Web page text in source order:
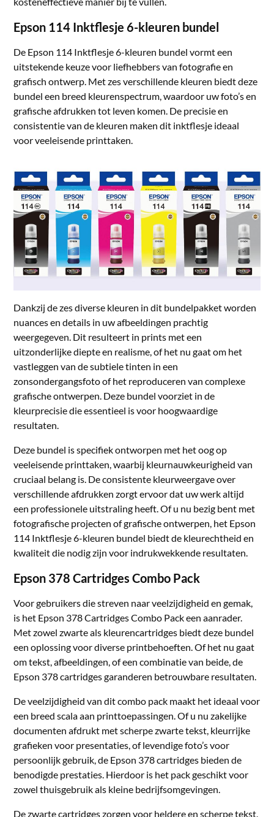
Epson 114 Inktflesje 6-kleuren bundel
De Epson 114 Inktflesje 6-kleuren bundel vormt een
uitstekende keuze voor liefhebbers van fotografie en
grafisch ontwerp. Met zes verschillende kleuren biedt deze
bundel een breed kleurenspectrum, waardoor uw foto’s en
grafische afdrukken tot leven komen. De precisie en
consistentie van de kleuren maken dit inktflesje ideaal
voor veeleisende printtaken.
Dankzij de zes diverse kleuren in dit bundelpakket worden
nuances en details in uw afbeeldingen prachtig
weergegeven. Dit resulteert in prints met een
uitzonderlijke diepte en realisme, of het nu gaat om het
vastleggen van de subtiele tinten in een
zonsondergangsfoto of het reproduceren van complexe
grafische ontwerpen. Deze bundel voorziet in de
kleurprecisie die essentieel is voor hoogwaardige
resultaten.
Deze bundel is specifiek ontworpen met het oog op
veeleisende printtaken, waarbij kleurnauwkeurigheid van
cruciaal belang is. De consistente kleurweergave over
verschillende afdrukken zorgt ervoor dat uw werk altijd
een professionele uitstraling heeft. Of u nu bezig bent met
fotografische projecten of grafische ontwerpen, het Epson
114 Inktflesje 6-kleuren bundel biedt de kleurechtheid en
kwaliteit die nodig zijn voor indrukwekkende resultaten.
Epson 378 Cartridges Combo Pack
Voor gebruikers die streven naar veelzijdigheid en gemak,
is het Epson 378 Cartridges Combo Pack een aanrader.
Met zowel zwarte als kleurencartridges biedt deze bundel
een oplossing voor diverse printbehoeften. Of het nu gaat
om tekst, afbeeldingen, of een combinatie van beide, de
Epson 378 cartridges garanderen betrouwbare resultaten.
De veelzijdigheid van dit combo pack maakt het ideaal voor
een breed scala aan printtoepassingen. Of u nu zakelijke
documenten afdrukt met scherpe zwarte tekst, kleurrijke
grafieken voor presentaties, of levendige foto’s voor
persoonlijk gebruik, de Epson 378 cartridges bieden de
benodigde prestaties. Hierdoor is het pack geschikt voor
zowel thuisgebruik als kleine bedrijfsomgevingen.
De zwarte cartridges zorgen voor heldere en scherpe tekst,